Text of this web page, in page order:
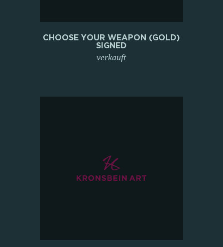
CHOOSE YOUR WEAPON (GOLD)
SIGNED
verkauft